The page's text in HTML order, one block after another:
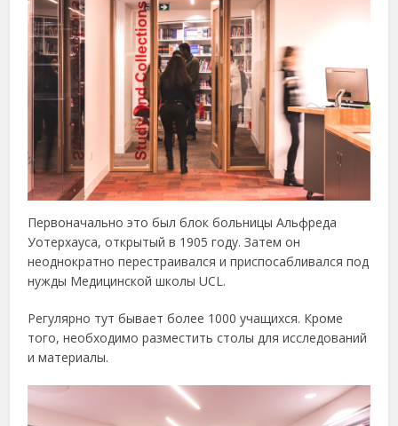
Первоначально это был блок больницы Альфреда
Уотерхауса, открытый в 1905 году. Затем он
неоднократно перестраивался и приспосабливался под
нужды Медицинской школы UCL.
Регулярно тут бывает более 1000 учащихся. Кроме
того, необходимо разместить столы для исследований
и материалы.